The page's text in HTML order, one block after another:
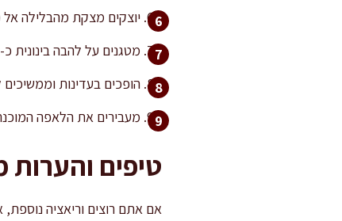
יוצקים מצקת מהבלילה
מטגנים על להבה בינונית כ-2 דקות, עד שהשוליים מתחילים להתייבש והמרכז יציב.
הופכים בעדינות
מעבירים את הלאפה
טיפים
אם אתם רוצים וריאציה